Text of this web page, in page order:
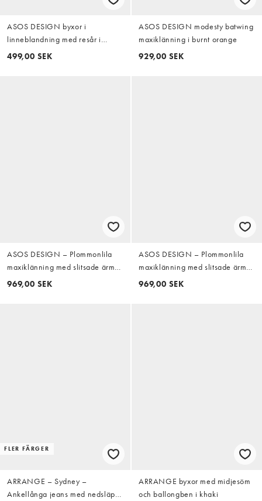
ASOS DESIGN byxor i
linneblandning med resår i
midjan och barrel leg med rå
499,00 SEK
ASOS DESIGN modesty batwing
maxiklänning i burnt orange
929,00 SEK
ASOS DESIGN – Plommonlila
maxiklänning med slitsade ärmar
och scarf i satin
969,00 SEK
ASOS DESIGN – Plommonlila
maxiklänning med slitsade ärmar
och scarf i satin
969,00 SEK
FLER FÄRGER
ARRANGE – Sydney –
Ankellånga jeans med nedsläppt
ARRANGE byxor med midjesöm
och ballongben i khaki